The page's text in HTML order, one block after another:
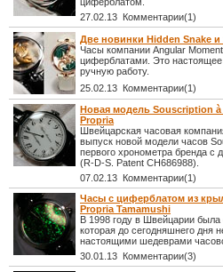
27.02.13 Комментарии(1)
Две новинки Hidden Snake
Часы компании Angular
циферблатами. Это
ручную работу.
25.02.13 Комментарии(1)
Новая модель Souscription
Propria
Швейцарская часовая
выпуск новой модели часов
первого хронометра бренда с
(R-D-S. Patent CH686988).
07.02.13 Комментарии(1)
Часы с циферблатом из
Propria Tamamushi
В 1998 году в Швейцарии
которая до сегодняшнего дня
настоящими шедеврами
30.01.13 Комментарии(3)